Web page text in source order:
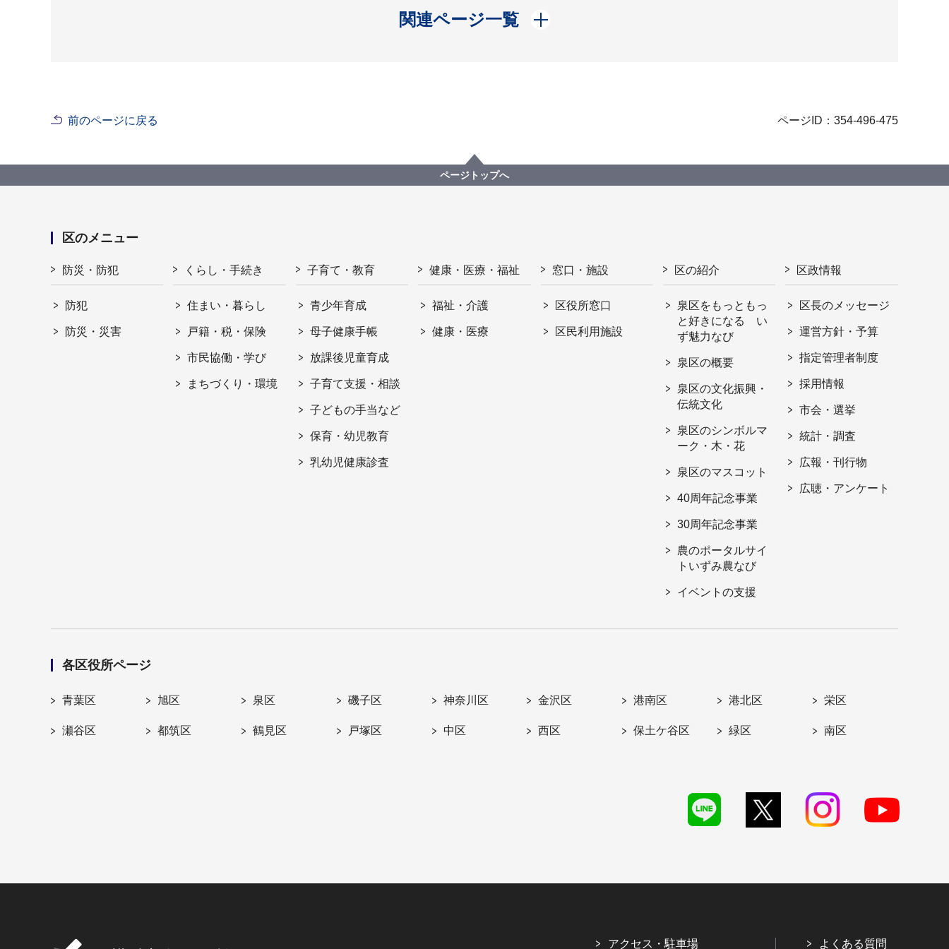
関連ページ一覧
開く
前のページに戻る ページID：354-496-475
ページトップへ
区のメニュー
防災・防犯
防犯
防災・災害
くらし・手続き
住まい・暮らし
戸籍・税・保険
市民協働・学び
まちづくり・環境
子育て・教育
青少年育成
母子健康手帳
放課後児童育成
子育て支援・相談
子どもの手当など
保育・幼児教育
乳幼児健康診査
健康・医療・福祉
福祉・介護
健康・医療
窓口・施設
区役所窓口
区民利用施設
区の紹介
泉区をもっともっ
と好きになる い
ず魅力なび
泉区の概要
泉区の文化振興・
伝統文化
泉区のシンボルマ
ーク・木・花
泉区のマスコット
40周年記念事業
30周年記念事業
農のポータルサイ
トいずみ農なび
イベントの支援
区政情報
区長のメッセージ
運営方針・予算
指定管理者制度
採用情報
市会・選挙
統計・調査
広報・刊行物
広聴・アンケート
各区役所ページ
青葉区 旭区 泉区 磯子区 神奈川区 金沢区 港南区 港北区 栄区
瀬谷区 都筑区 鶴見区 戸塚区 中区 西区 保土ケ谷区 緑区 南区
アクセス・駐車場 よくある質問